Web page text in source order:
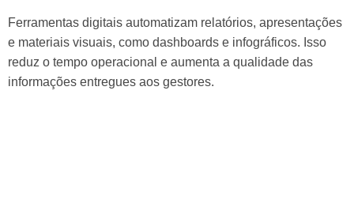
Ferramentas digitais automatizam relatórios, apresentações
e materiais visuais, como dashboards e infográficos. Isso
reduz o tempo operacional e aumenta a qualidade das
informações entregues aos gestores.